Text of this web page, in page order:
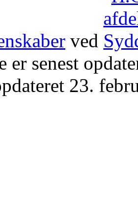
ved
er senest
23.